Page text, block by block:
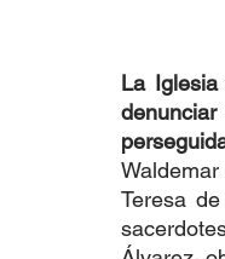
La
Teresa